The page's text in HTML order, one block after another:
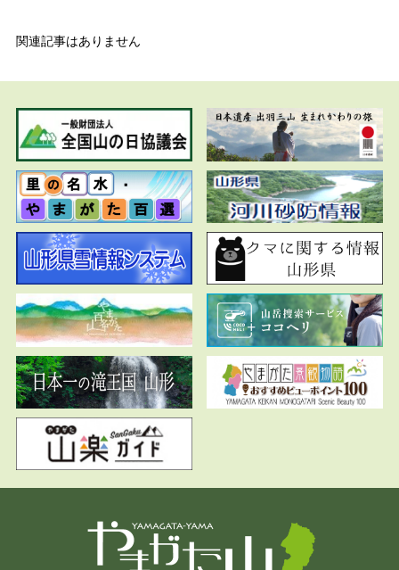
関連記事はありません